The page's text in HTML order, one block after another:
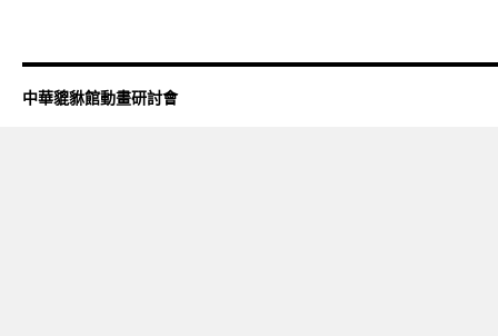
中華貔貅館動畫研討會